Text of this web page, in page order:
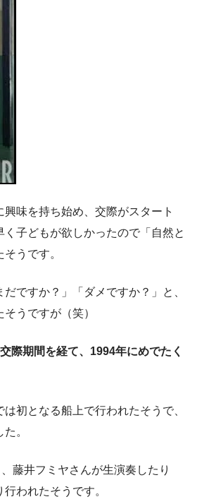
味を持ち始め、交際がスタート
く子どもが欲しかったので「自然と
うです。
ですか？」「ダメですか？」と、
うですが（笑）
際期間を経て、1994年にめでたく
初となる船上で行われたそうで、
。
藤井フミヤさんが生演奏したり
われたそうです。